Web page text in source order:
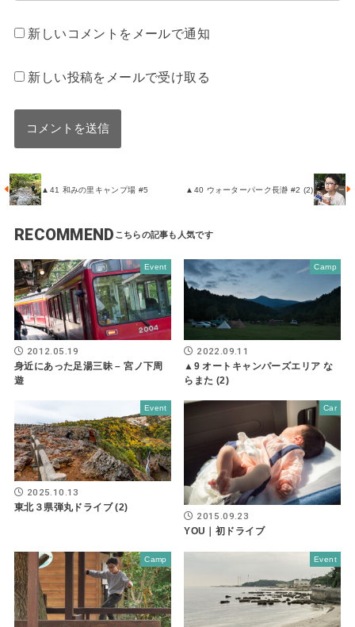
新しいコメントをメールで通知
新しい投稿をメールで受け取る
▲41 和みの里キャンプ場 #5 ▲40 ウォーターパーク長瀞 #2 (2)
RECOMMEND
Event
2012.05.19
身近にあった足湯三昧 – 宮ノ下周
遊
Camp
2022.09.11
▲9 オートキャンパーズエリア な
らまた (2)
Event
2025.10.13
東北３県弾丸ドライブ (2)
Car
2015.09.23
YOU｜初ドライブ
Camp Event